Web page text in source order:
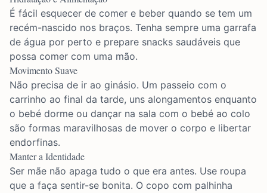
É fácil esquecer de comer e beber quando se tem um
recém-nascido nos braços. Tenha sempre uma garrafa
de água por perto e prepare snacks saudáveis que
possa comer com uma mão.
Movimento Suave
Não precisa de ir ao ginásio. Um passeio com o
carrinho ao final da tarde, uns alongamentos enquanto
o bebé dorme ou dançar na sala com o bebé ao colo
são formas maravilhosas de mover o corpo e libertar
endorfinas.
Manter a Identidade
Ser mãe não apaga tudo o que era antes. Use roupa
que a faça sentir-se bonita. O copo com palhinha